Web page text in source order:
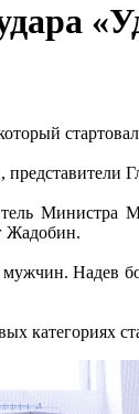
Жадобин.
Надев